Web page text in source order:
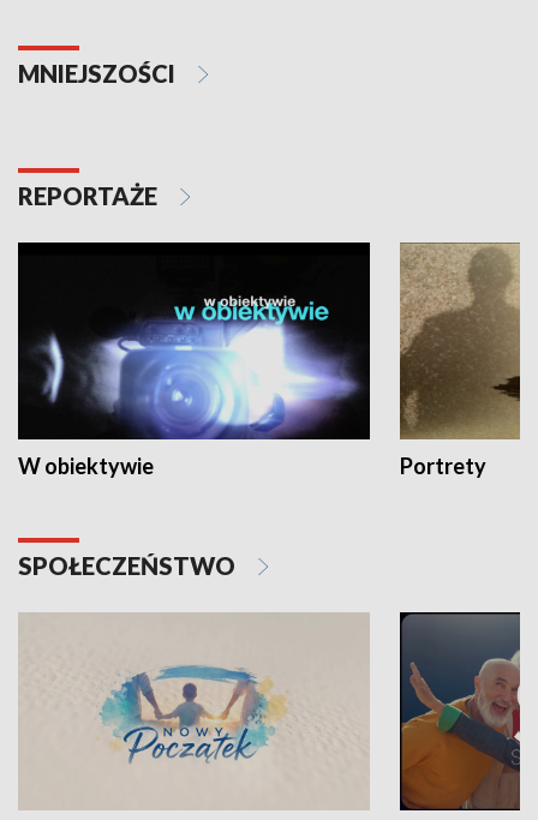
MNIEJSZOŚCI
REPORTAŻE
W obiektywie Portrety
SPOŁECZEŃSTWO